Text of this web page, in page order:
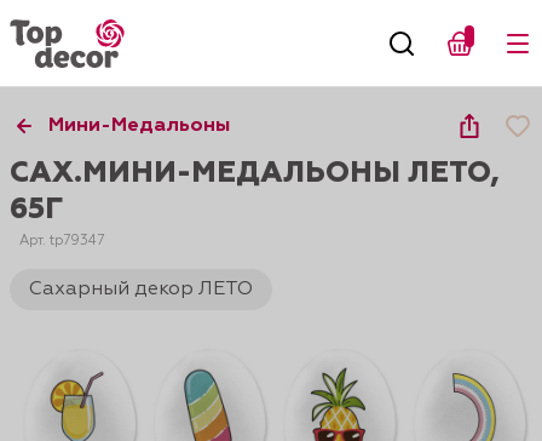
Мини-Медальоны
САХ.МИНИ-МЕДАЛЬОНЫ ЛЕТО,
65Г
Арт. tp79347
Сахарный декор ЛЕТО